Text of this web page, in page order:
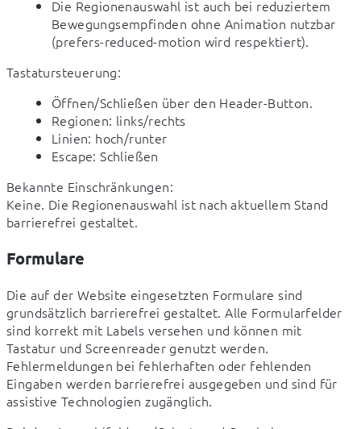
Die Regionenauswahl ist auch bei reduziertem
Bewegungsempfinden ohne Animation nutzbar
(prefers-reduced-motion wird respektiert).
Tastatursteuerung:
Öffnen/Schließen über den Header-Button.
Regionen: links/rechts
Linien: hoch/runter
Escape: Schließen
Bekannte Einschränkungen:
Keine. Die Regionenauswahl ist nach aktuellem Stand
barrierefrei gestaltet.
Formulare
Die auf der Website eingesetzten Formulare sind
grundsätzlich barrierefrei gestaltet. Alle Formularfelder
sind korrekt mit Labels versehen und können mit
Tastatur und Screenreader genutzt werden.
Fehlermeldungen bei fehlerhaften oder fehlenden
Eingaben werden barrierefrei ausgegeben und sind für
assistive Technologien zugänglich.